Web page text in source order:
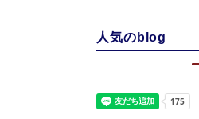
人気のblog